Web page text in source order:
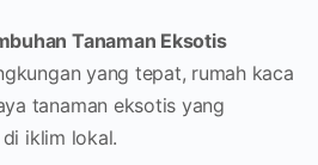
Tanaman Eksotis
yang tepat, rumah kaca
tanaman eksotis yang
iklim lokal.